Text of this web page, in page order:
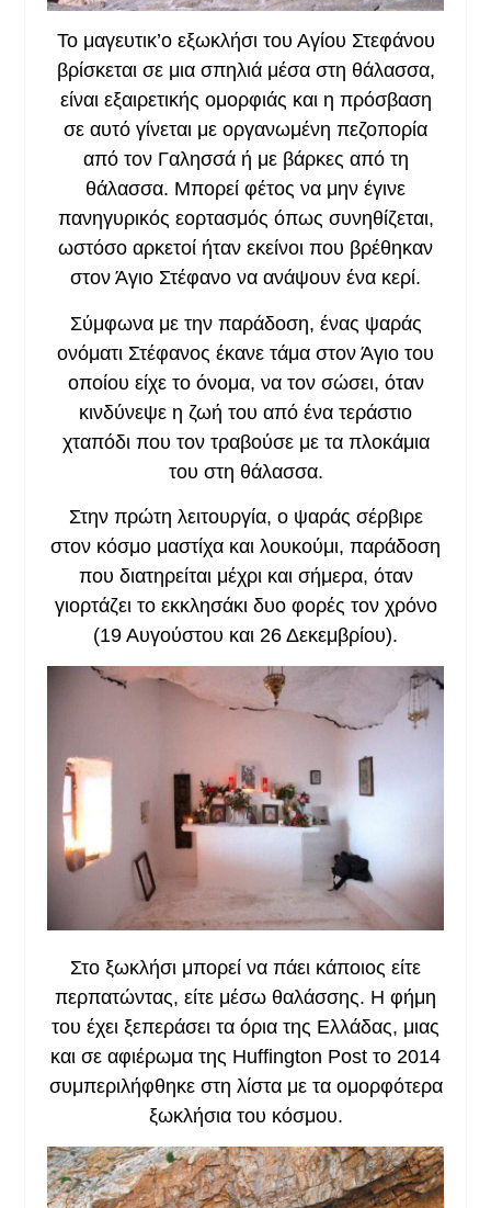
Το μαγευτικ’ο εξωκλήσι του Αγίου Στεφάνου
βρίσκεται σε μια σπηλιά μέσα στη θάλασσα,
είναι εξαιρετικής ομορφιάς και η πρόσβαση
σε αυτό γίνεται με οργανωμένη πεζοπορία
από τον Γαλησσά ή με βάρκες από τη
θάλασσα. Μπορεί φέτος να μην έγινε
πανηγυρικός εορτασμός όπως συνηθίζεται,
ωστόσο αρκετοί ήταν εκείνοι που βρέθηκαν
στον Άγιο Στέφανο να ανάψουν ένα κερί.
Σύμφωνα με την παράδοση, ένας ψαράς
ονόματι Στέφανος έκανε τάμα στον Άγιο του
οποίου είχε το όνομα, να τον σώσει, όταν
κινδύνεψε η ζωή του από ένα τεράστιο
χταπόδι που τον τραβούσε με τα πλοκάμια
του στη θάλασσα.
Στην πρώτη λειτουργία, ο ψαράς σέρβιρε
στον κόσμο μαστίχα και λουκούμι, παράδοση
που διατηρείται μέχρι και σήμερα, όταν
γιορτάζει το εκκλησάκι δυο φορές τον χρόνο
(19 Αυγούστου και 26 Δεκεμβρίου).
Στο ξωκλήσι μπορεί να πάει κάποιος είτε
περπατώντας, είτε μέσω θαλάσσης. Η φήμη
του έχει ξεπεράσει τα όρια της Ελλάδας, μιας
και σε αφιέρωμα της Huffington Post το 2014
συμπεριλήφθηκε στη λίστα με τα ομορφότερα
ξωκλήσια του κόσμου.